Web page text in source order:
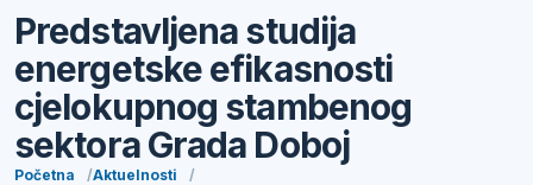
Predstavljena studija
energetske efikasnosti
cjelokupnog stambenog
sektora Grada Doboj
Početna
Aktuelnosti